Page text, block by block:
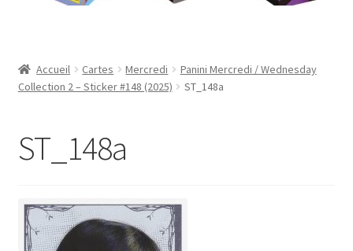
Mon compte
Panier
Accueil Cartes Mercredi
Panini Mercredi / Wednesday
Collection 2 – Sticker #148 (2025)
ST_148a
ST_148a